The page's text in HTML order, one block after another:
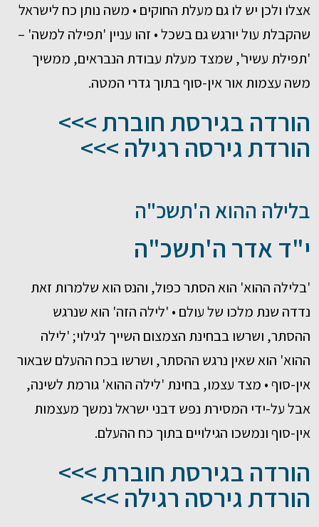
אצלו ולכן יש לו גם מעלת החוקים • משה נותן כח לישראל
שהקבלת עול יורגש גם בשכל • זהו עניין 'תפילה למשה' –
'תפילת עשיר', שמצד מעלת עבודת הנבראים, ממשיך
משה עצמות אור אין-סוף בתוך גדרי המטה.
הורדה בגירסת חוברת >>>
הורדת גירסה רגילה >>>
בלילה ההוא ה'תשכ"ה
י"ד אדר ה'תשכ"ה
'בלילה ההוא' הוא הסתר כפול, והנס הוא שלמרות זאת
נדדה שנת מלכו של עולם • 'לילה הזה' הוא שנרגש
ההסתר, ושרשו בבחינת הצמצום השייך לגילוי; 'לילה
ההוא' הוא שאין נרגש ההסתר, ושרשו בכח ההעלם שבאור
אין-סוף • מצד עצמו, בחינת 'לילה ההוא' גורמת לשינה,
אבל על-ידי המסירת נפש דבני ישראל נמשך מעצמות
אין-סוף ונמשכו הגילויים בתוך כח ההעלם.
הורדה בגירסת חוברת >>>
הורדת גירסה רגילה >>>